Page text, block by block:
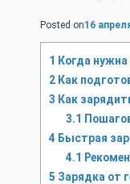
Posted on16
1 Когда
2 Как
3 Как
3.1
4 Быстрая
4.1
5 Зарядка от